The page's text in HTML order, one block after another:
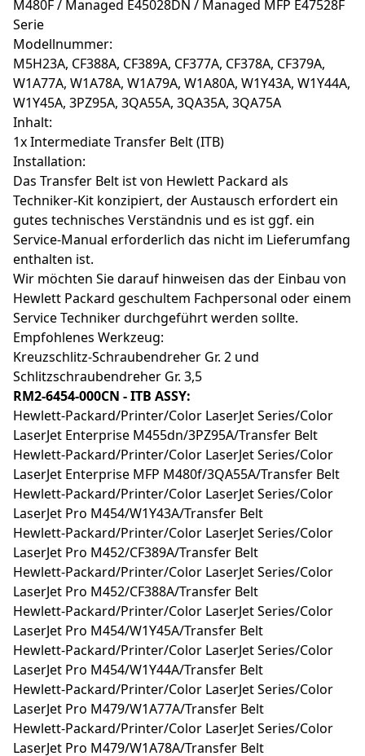
M480F / Managed E45028DN / Managed MFP E47528F
Serie
Modellnummer:
M5H23A, CF388A, CF389A, CF377A, CF378A, CF379A,
W1A77A, W1A78A, W1A79A, W1A80A, W1Y43A, W1Y44A,
W1Y45A, 3PZ95A, 3QA55A, 3QA35A, 3QA75A
Inhalt:
1x Intermediate Transfer Belt (ITB)
Installation:
Das Transfer Belt ist von Hewlett Packard als
Techniker-Kit konzipiert, der Austausch erfordert ein
gutes technisches Verständnis und es ist ggf. ein
Service-Manual erforderlich das nicht im Lieferumfang
enthalten ist.
Wir möchten Sie darauf hinweisen das der Einbau von
Hewlett Packard geschultem Fachpersonal oder einem
Service Techniker durchgeführt werden sollte.
Empfohlenes Werkzeug:
Kreuzschlitz-Schraubendreher Gr. 2 und
Schlitzschraubendreher Gr. 3,5
RM2-6454-000CN - ITB ASSY:
Hewlett-Packard/Printer/Color LaserJet Series/Color
LaserJet Enterprise M455dn/3PZ95A/Transfer Belt
Hewlett-Packard/Printer/Color LaserJet Series/Color
LaserJet Enterprise MFP M480f/3QA55A/Transfer Belt
Hewlett-Packard/Printer/Color LaserJet Series/Color
LaserJet Pro M454/W1Y43A/Transfer Belt
Hewlett-Packard/Printer/Color LaserJet Series/Color
LaserJet Pro M452/CF389A/Transfer Belt
Hewlett-Packard/Printer/Color LaserJet Series/Color
LaserJet Pro M452/CF388A/Transfer Belt
Hewlett-Packard/Printer/Color LaserJet Series/Color
LaserJet Pro M454/W1Y45A/Transfer Belt
Hewlett-Packard/Printer/Color LaserJet Series/Color
LaserJet Pro M454/W1Y44A/Transfer Belt
Hewlett-Packard/Printer/Color LaserJet Series/Color
LaserJet Pro M479/W1A77A/Transfer Belt
Hewlett-Packard/Printer/Color LaserJet Series/Color
LaserJet Pro M479/W1A78A/Transfer Belt